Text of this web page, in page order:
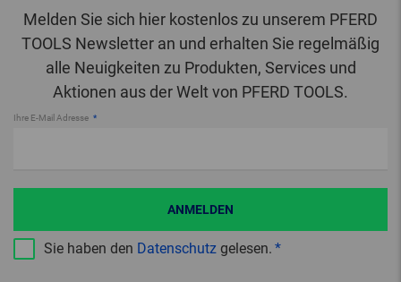
Melden Sie sich hier kostenlos zu unserem PFERD
TOOLS Newsletter an und erhalten Sie regelmäßig
alle Neuigkeiten zu Produkten, Services und
Aktionen aus der Welt von PFERD TOOLS.
Ihre E-Mail Adresse
Sie haben den Datenschutz gelesen.
ANMELDEN